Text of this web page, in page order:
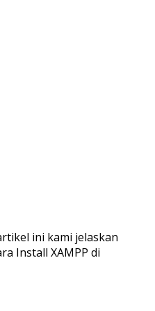
ini kami jelaskan
Install XAMPP di